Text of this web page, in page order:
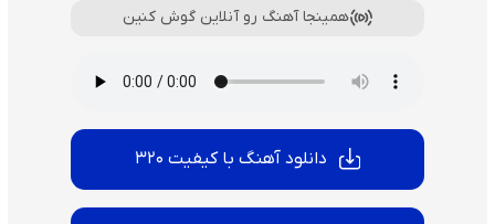
همینجا آهنگ رو آنلاین گوش کنین
دانلود آهنگ با کیفیت 320